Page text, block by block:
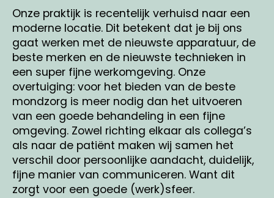
Onze praktijk is recentelijk verhuisd naar een
moderne locatie. Dit betekent dat je bij ons
gaat werken met de nieuwste apparatuur, de
beste merken en de nieuwste technieken in
een super fijne werkomgeving. Onze
overtuiging: voor het bieden van de beste
mondzorg is meer nodig dan het uitvoeren
van een goede behandeling in een fijne
omgeving. Zowel richting elkaar als collega’s
als naar de patiënt maken wij samen het
verschil door persoonlijke aandacht, duidelijk,
fijne manier van communiceren. Want dit
zorgt voor een goede (werk)sfeer.